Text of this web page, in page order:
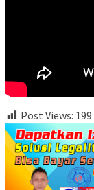
Post Views: 199